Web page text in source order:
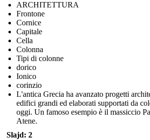
ARCHITETTURA
Frontone
Cornice
Capitale
Cella
Colonna
Tipi di colonne
dorico
Ionico
corinzio
L'antica Grecia ha avanzato progetti
edifici grandi ed elaborati supportati da
oggi. Un famoso esempio è il massiccio
Atene.
Slajd: 2